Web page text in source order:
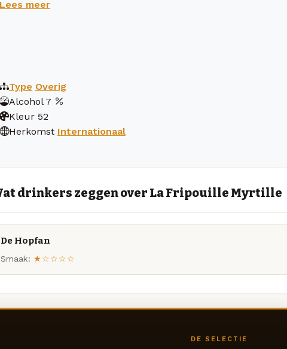
Lees meer
Type Overig
Alcohol 7
Kleur 52
Herkomst Internationaal
drinkers zeggen over La Fripouille Myrtille
De Hopfan
Smaak: ★☆☆☆☆
DE SELECTIE